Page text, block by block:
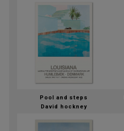
Pool and steps
David hockney